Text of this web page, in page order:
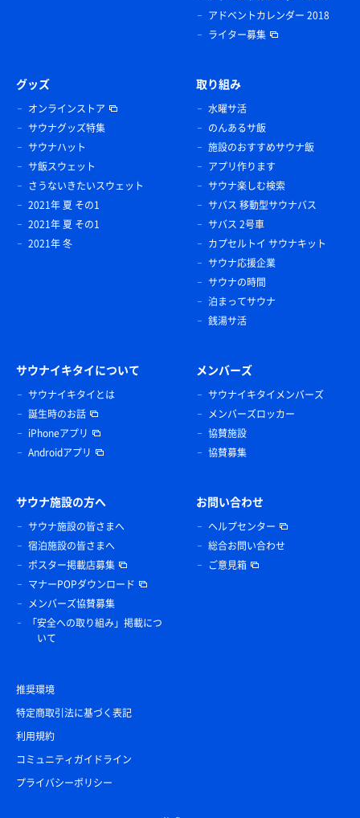
アドベントカレンダー 2018
ライター募集
グッズ
オンラインストア
サウナグッズ特集
サウナハット
サ飯スウェット
さうないきたいスウェット
2021年 夏 その1
2021年 夏 その1
2021年 冬
取り組み
水曜サ活
のんあるサ飯
施設のおすすめサウナ飯
アプリ作ります
サウナ楽しむ検索
サバス 移動型サウナバス
サバス 2号車
カプセルトイ サウナキット
サウナ応援企業
サウナの時間
泊まってサウナ
銭湯サ活
サウナイキタイについて
サウナイキタイとは
誕生時のお話
iPhoneアプリ
Androidアプリ
メンバーズ
サウナイキタイメンバーズ
メンバーズロッカー
協賛施設
協賛募集
サウナ施設の方へ
サウナ施設の皆さまへ
宿泊施設の皆さまへ
ポスター掲載店募集
マナーPOPダウンロード
メンバーズ協賛募集
「安全への取り組み」掲載につ
いて
お問い合わせ
ヘルプセンター
総合お問い合わせ
ご意見箱
推奨環境
特定商取引法に基づく表記
利用規約
コミュニティガイドライン
プライバシーポリシー